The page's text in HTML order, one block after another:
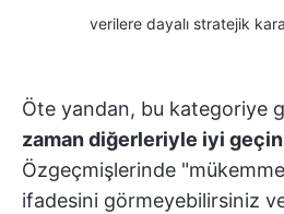
verilere dayalı stratejik
Öte yandan, bu kategoriye
zaman diğerleriyle iyi
Özgeçmişlerinde
ifadesini görmeyebilirsiniz